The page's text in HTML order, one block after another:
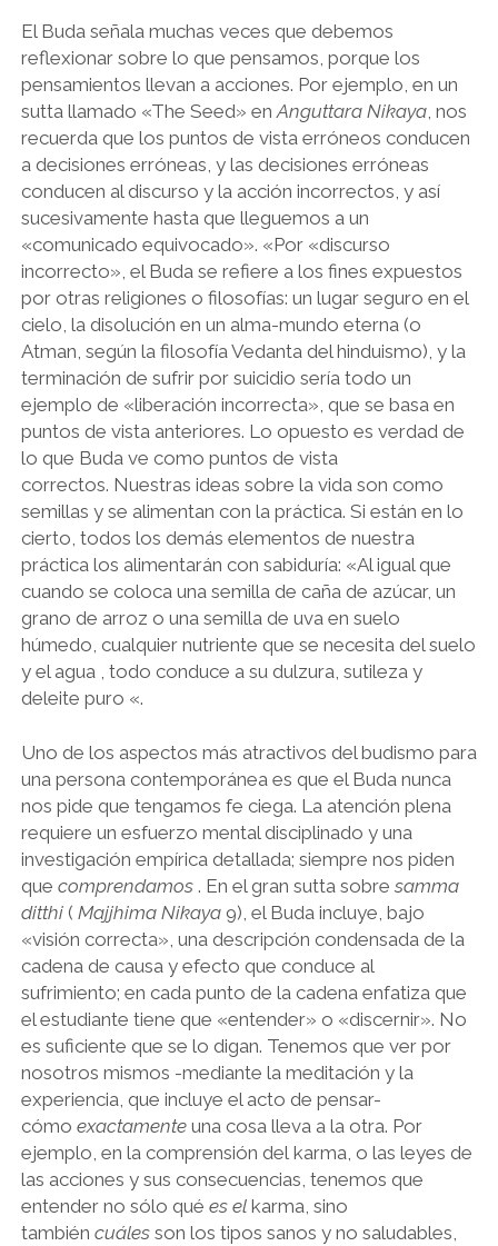
El Buda señala muchas veces que debemos
reflexionar sobre lo que pensamos, porque los
pensamientos llevan a acciones. Por ejemplo, en un
sutta llamado «The Seed» en Anguttara Nikaya, nos
recuerda que los puntos de vista erróneos conducen
a decisiones erróneas, y las decisiones erróneas
conducen al discurso y la acción incorrectos, y así
sucesivamente hasta que lleguemos a un
«comunicado equivocado». «Por «discurso
incorrecto», el Buda se refiere a los fines expuestos
por otras religiones o filosofías: un lugar seguro en el
cielo, la disolución en un alma-mundo eterna (o
Atman, según la filosofía Vedanta del hinduismo), y la
terminación de sufrir por suicidio sería todo un
ejemplo de «liberación incorrecta», que se basa en
puntos de vista anteriores. Lo opuesto es verdad de
lo que Buda ve como puntos de vista
correctos. Nuestras ideas sobre la vida son como
semillas y se alimentan con la práctica. Si están en lo
cierto, todos los demás elementos de nuestra
práctica los alimentarán con sabiduría: «Al igual que
cuando se coloca una semilla de caña de azúcar, un
grano de arroz o una semilla de uva en suelo
húmedo, cualquier nutriente que se necesita del suelo
y el agua , todo conduce a su dulzura, sutileza y
deleite puro «.
Uno de los aspectos más atractivos del budismo para
una persona contemporánea es que el Buda nunca
nos pide que tengamos fe ciega. La atención plena
requiere un esfuerzo mental disciplinado y una
investigación empírica detallada; siempre nos piden
que comprendamos. En el gran sutta sobre samma
ditthi( Majjhima Nikaya9), el Buda incluye, bajo
«visión correcta», una descripción condensada de la
cadena de causa y efecto que conduce al
sufrimiento; en cada punto de la cadena enfatiza que
el estudiante tiene que «entender» o «discernir». No
es suficiente que se lo digan. Tenemos que ver por
nosotros mismos -mediante la meditación y la
experiencia, que incluye el acto de pensar-
cómo exactamenteuna cosa lleva a la otra. Por
ejemplo, en la comprensión del karma, o las leyes de
las acciones y sus consecuencias, tenemos que
entender no sólo qué es elkarma, sino
también cuálesson los tipos sanos y no saludables,